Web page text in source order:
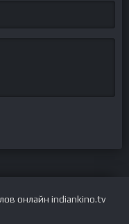
онлайн indiankino.tv